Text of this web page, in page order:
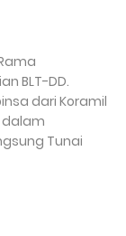
BLT-DD.
dari Koramil
dalam
Tunai